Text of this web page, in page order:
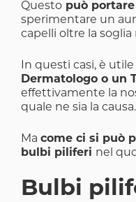
Questo può
sperimentare un
capelli oltre la soglia
In questi casi, è utile
Dermatologo o un
effettivamente la
quale ne sia la causa.
Ma come ci si può
bulbi piliferi nel
Bulbi